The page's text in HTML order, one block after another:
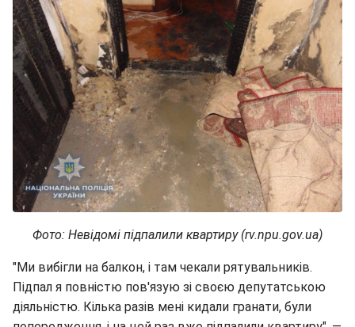
Фото: Невідомі підпалили квартиру (rv.npu.gov.ua)
"Ми вибігли на балкон, і там чекали рятувальників.
Підпал я повністю пов'язую зі своєю депутатською
діяльністю. Кілька разів мені кидали гранати, були